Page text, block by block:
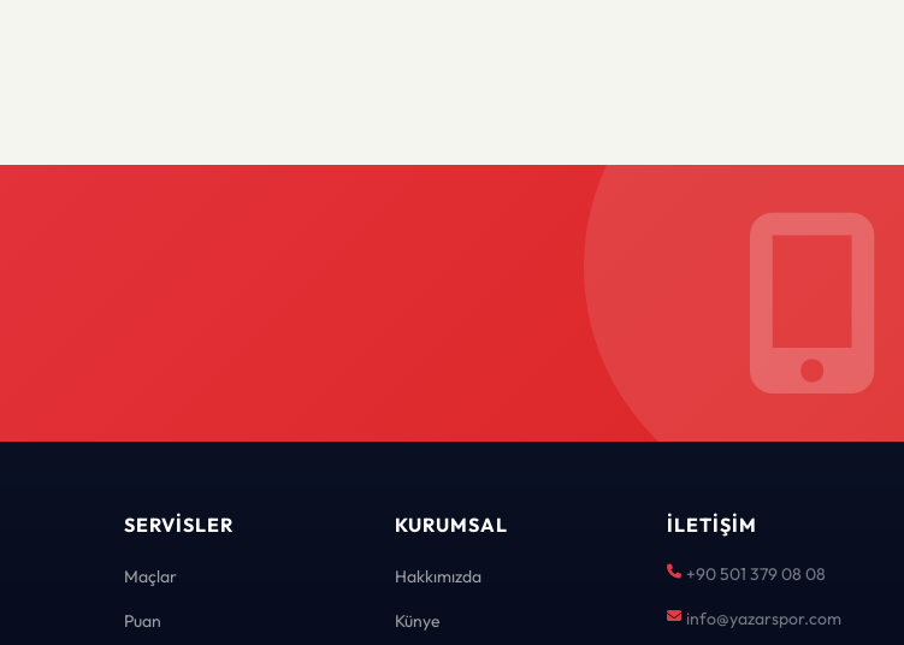
SERVISLER
Maçlar
Puan
KURUMSAL
Hakkımızda
Künye
İLETIŞIM
+90 501 379 08 08
info@yazarspor.com